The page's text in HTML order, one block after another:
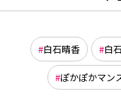
白石晴香 白
ぽかぽかマン